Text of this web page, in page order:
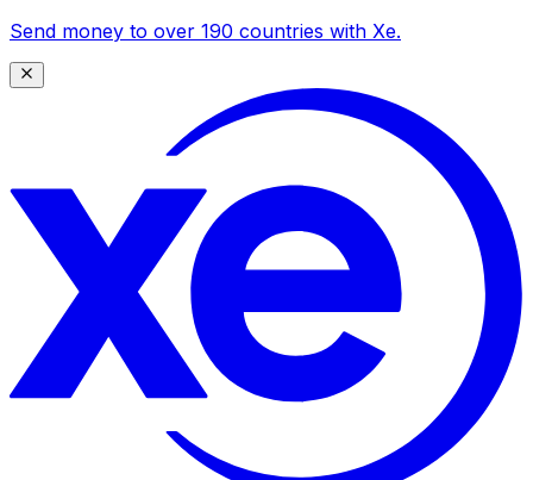
Send money to over 190 countries with Xe.